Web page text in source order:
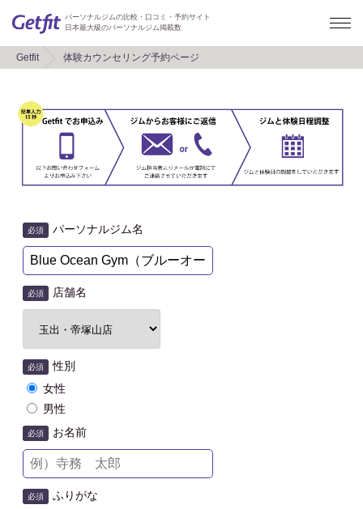
パーソナルジムの比較・口コミ・予約サイト
日本最大級のパーソナルジム掲載数
Getfit 体験カウンセリング予約ページ
必須 パーソナルジム名
必須 店舗名
必須
性別
女性
男性
必須 お名前
必須 ふりがな